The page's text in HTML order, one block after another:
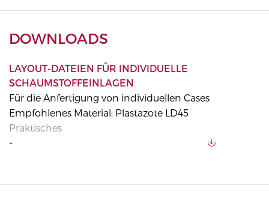
DOWNLOADS
LAYOUT-DATEIEN FÜR INDIVIDUELLE
SCHAUMSTOFFEINLAGEN
Für die Anfertigung von individuellen Cases
Empfohlenes Material: Plastazote LD45
Praktisches
-